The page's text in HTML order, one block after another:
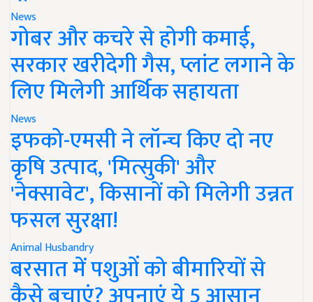
News
गोबर और कचरे से होगी कमाई,
सरकार खरीदेगी गैस, प्लांट लगाने के
लिए मिलेगी आर्थिक सहायता
News
इफको-एमसी ने लॉन्च किए दो नए
कृषि उत्पाद, 'मित्सुकी' और
'नेक्सावेट', किसानों को मिलेगी उन्नत
फसल सुरक्षा!
Animal Husbandry
बरसात में पशुओं को बीमारियों से